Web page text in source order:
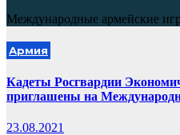
Международные армейские
Армия
Кадеты Росгвардии
приглашены на
23.08.2021